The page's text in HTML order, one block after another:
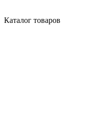
Каталог товаров